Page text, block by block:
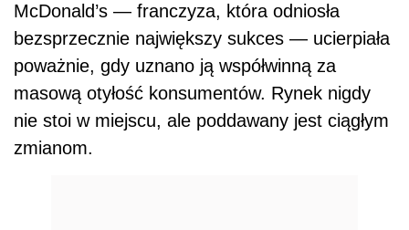
McDonald’s — franczyza, która odniosła
bezsprzecznie największy sukces — ucierpiała
poważnie, gdy uznano ją współwinną za
masową otyłość konsumentów. Rynek nigdy
nie stoi w miejscu, ale poddawany jest ciągłym
zmianom.